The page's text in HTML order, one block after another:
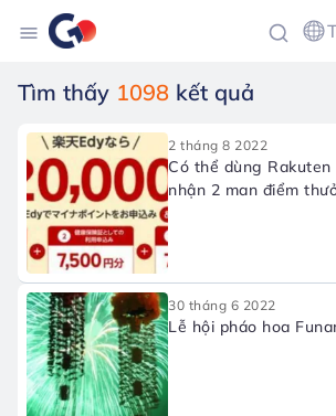
Tìm thấy 1098 kết quả
2 tháng 8 2022
Có thể dùng Rakuten
nhận 2 man điểm
30 tháng 6 2022
Lễ hội pháo hoa